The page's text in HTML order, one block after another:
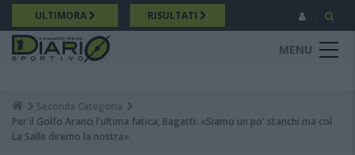
Salta
al
contenuto
principale
ULTIMORA RISULTATI
MENU
Breadcrumb
Seconda Categoria
Per il Golfo Aranci l'ultima fatica, Bagatti: «Siamo un po' stanchi ma col
La Salle diremo la nostra»